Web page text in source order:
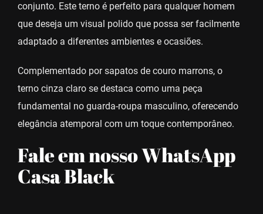
conjunto. Este terno é perfeito para qualquer homem
que deseja um visual polido que possa ser facilmente
adaptado a diferentes ambientes e ocasiões.
Complementado por sapatos de couro marrons, o
terno cinza claro se destaca como uma peça
fundamental no guarda-roupa masculino, oferecendo
elegância atemporal com um toque contemporâneo.
Fale em nosso WhatsApp
Casa Black